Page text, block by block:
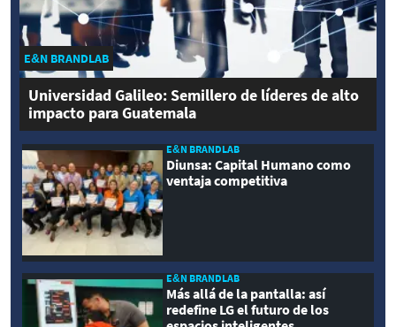
E&N BRANDLAB
Universidad Galileo: Semillero de líderes de alto
impacto para Guatemala
E&N BRANDLAB
Diunsa: Capital Humano como
ventaja competitiva
E&N BRANDLAB
Más allá de la pantalla: así
redefine LG el futuro de los